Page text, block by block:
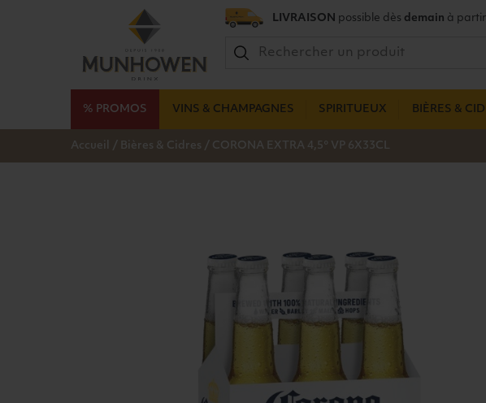
LIVRAISON possible dès demain à
% PROMOS VINS & CHAMPAGNES SPIRITUEUX BIÈRES &
Accueil / Bières & Cidres / CORONA EXTRA 4,5° VP 6X33CL